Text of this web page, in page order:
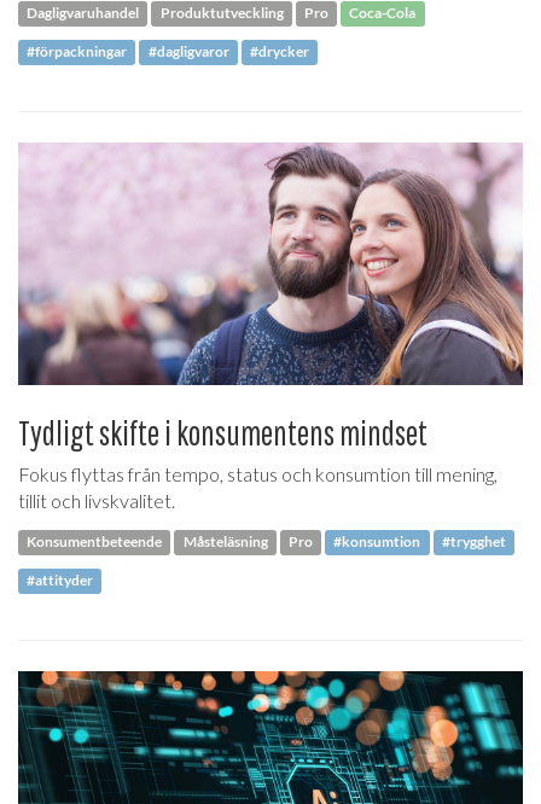
Dagligvaruhandel Produktutveckling Pro Coca-Cola
#förpackningar #dagligvaror #drycker
Tydligt skifte i konsumentens mindset
Fokus flyttas från tempo, status och konsumtion till mening,
tillit och livskvalitet.
Konsumentbeteende Måsteläsning Pro #konsumtion #trygghet
#attityder